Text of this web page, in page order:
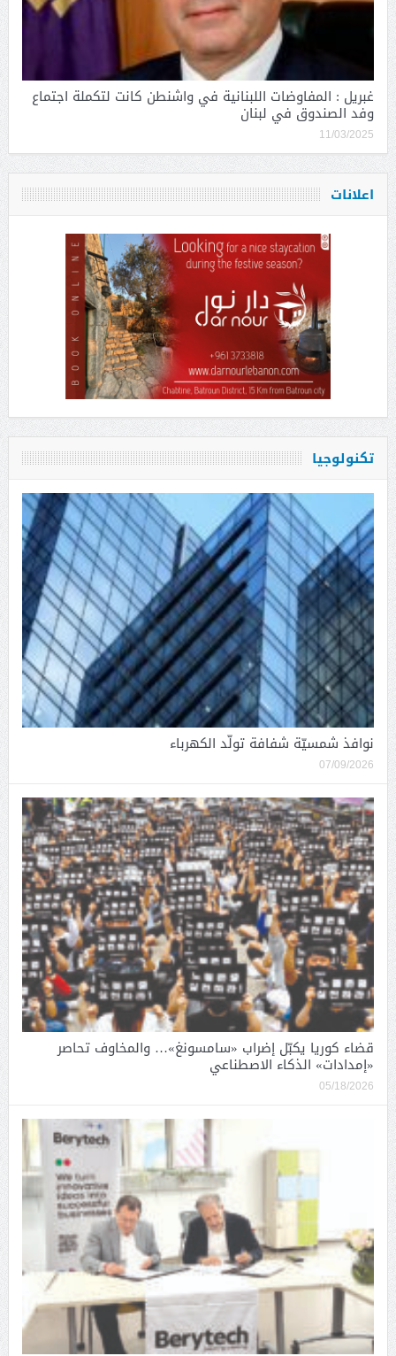
غبريل : المفاوضات اللبنانية في واشنطن كانت لتكملة اجتماع
وفد الصندوق في لبنان
11/03/2025
اعلانات
تكنولوجيا
نوافذ شمسيّة شفافة تولّد الكهرباء
07/09/2026
قضاء كوريا يكبّل إضراب «سامسونغ»… والمخاوف تحاصر
«إمدادات» الذكاء الاصطناعي
05/18/2026